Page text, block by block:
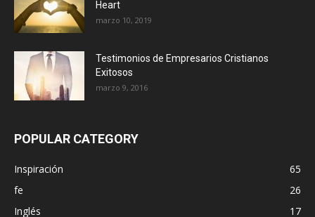
Heart
marzo 10, 2019
Testimonios de Empresarios Cristianos
Exitosos
marzo 9, 2016
POPULAR CATEGORY
Inspiración
65
fe
26
Inglés
17